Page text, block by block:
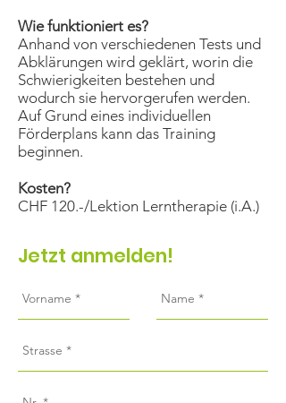
Wie funktioniert es?
Anhand von verschiedenen Tests und
Abklärungen wird geklärt, worin die
Schwierigkeiten bestehen und
wodurch sie hervorgerufen werden.
Auf Grund eines individuellen
Förderplans kann das Training
beginnen.
Kosten?
CHF 120.-/Lektion Lerntherapie (i.A.)
Jetzt anmelden!